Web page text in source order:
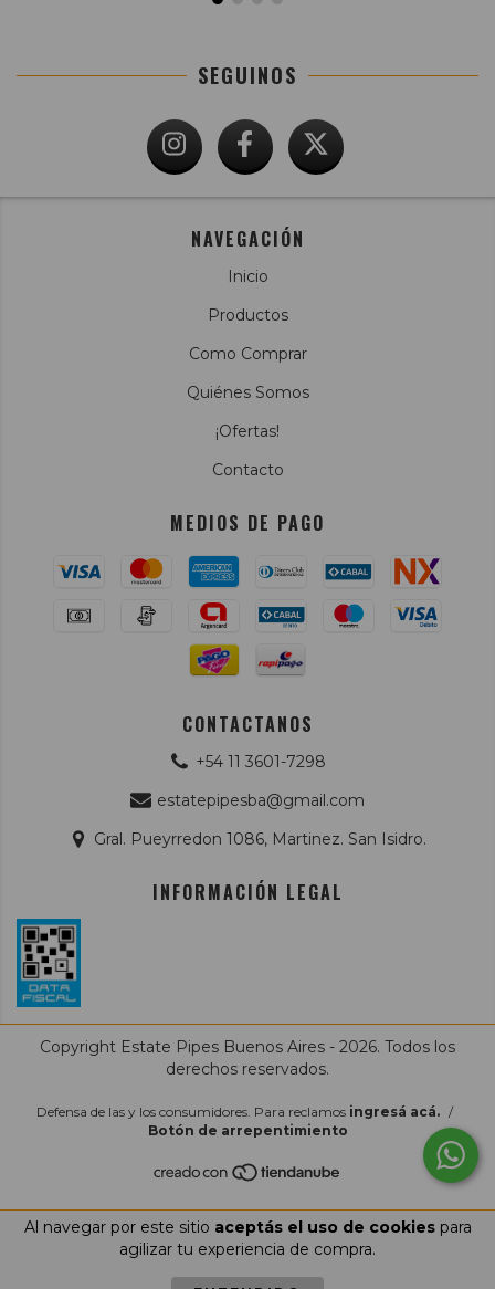
Al navegar por este sitio aceptás el uso de cookiespara
agilizar tu experiencia de compra.
SEGUINOS
NAVEGACIÓN
Inicio
Productos
Como Comprar
Quiénes Somos
¡Ofertas!
Contacto
MEDIOS DE PAGO
CONTACTANOS
+54 11 3601-7298
estatepipesba@gmail.com
Gral. Pueyrredon 1086, Martinez. San Isidro.
INFORMACIÓN LEGAL
Copyright Estate Pipes Buenos Aires - 2026. Todos los
derechos reservados.
Defensa de las y los consumidores. Para reclamos ingresá acá. /
Botón de arrepentimiento